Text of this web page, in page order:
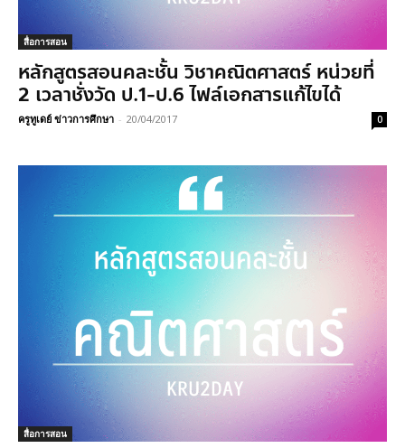
สื่อการสอน
หลักสูตรสอนคละชั้น วิชาคณิตศาสตร์ หน่วยที่
2 เวลาชั่งวัด ป.1-ป.6 ไฟล์เอกสารแก้ไขได้
ครูทูเดย์ ข่าวการศึกษา - 20/04/2017 0
สื่อการสอน